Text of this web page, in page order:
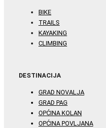
BIKE
TRAILS
KAYAKING
CLIMBING
DESTINACIJA
GRAD NOVALJA
GRAD PAG
OPĆINA KOLAN
OPĆINA POVLJANA